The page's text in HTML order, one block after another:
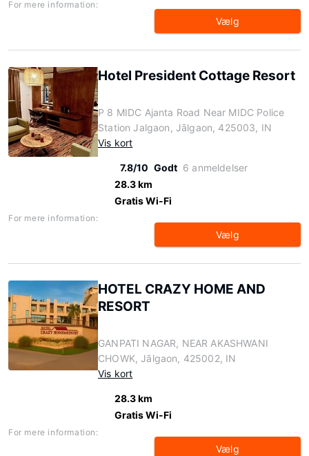
For mere information:
Vælg
Hotel President Cottage Resort
P 8 MIDC Ajanta Road Near MIDC Police
Station Jalgaon, Jālgaon, 425003, IN
Vis kort
7.8/10 Godt 6 anmeldelser
28.3 km
Gratis Wi-Fi
For mere information:
Vælg
HOTEL CRAZY HOME AND
RESORT
GANPATI NAGAR, NEAR AKASHWANI
CHOWK, Jālgaon, 425002, IN
Vis kort
28.3 km
Gratis Wi-Fi
For mere information:
Vælg